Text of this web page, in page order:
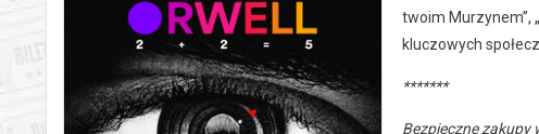
twoim Murzynem”,
kluczowych
*******
Bezpieczne